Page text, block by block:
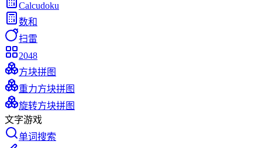
Calcudoku
数和
扫雷
2048
方块拼图
重力方块拼图
旋转方块拼图
文字游戏
单词搜索